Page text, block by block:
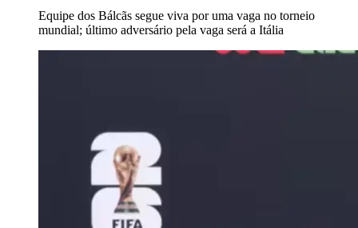
Equipe dos Bálcãs segue viva por uma vaga no torneio
mundial; último adversário pela vaga será a Itália